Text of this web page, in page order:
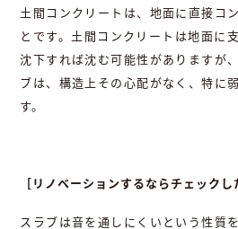
土間コンクリートは、地面に直接コ
とです。土間コンクリートは地面に
沈下すれば沈む可能性がありますが
ブは、構造上その心配がなく、特に
す。
［リノベーションするならチェックし
スラブは音を通しにくいという性質